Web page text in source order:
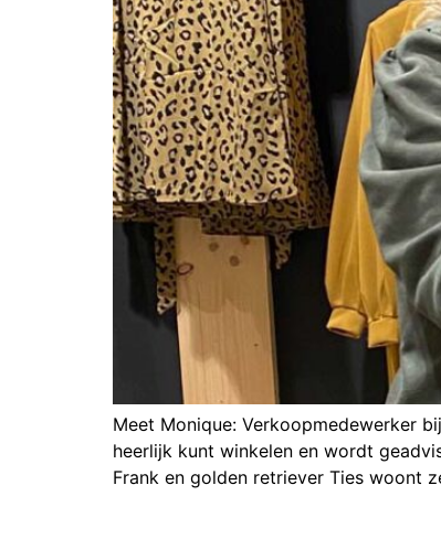
Meet Monique: Verkoopmedewerker
heerlijk kunt winkelen en wordt
Frank en golden retriever Ties woont